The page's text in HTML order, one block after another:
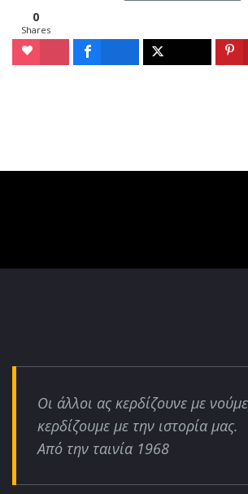
0
Shares
Οι άλλοι ας κερδίζουνε με
κερδίζουμε με την ιστορία μας.
Από την ταινία 1968